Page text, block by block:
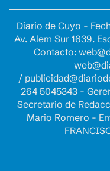
Diario de Cuyo -
Av. Alem Sur 1639.
Contacto:
/
264 5045343 -
Secretario de
Mario Romero -